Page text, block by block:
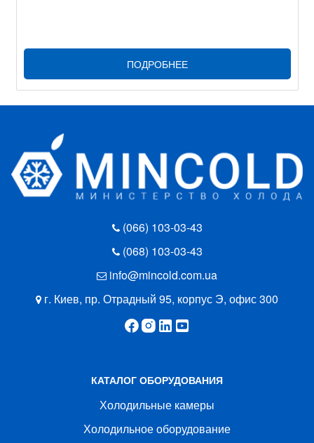
ПОДРОБНЕЕ
(066) 103-03-43
(068) 103-03-43
info@mincold.com.ua
г. Киев, пр. Отрадный 95, корпус Э, офис 300
КАТАЛОГ ОБОРУДОВАНИЯ
Холодильные камеры
Холодильное оборудование